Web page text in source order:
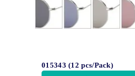
015343 (12 pcs/Pack)